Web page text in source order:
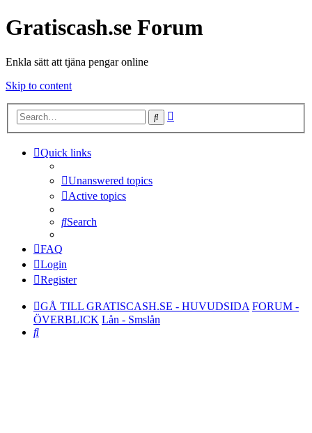
Gratiscash.se Forum
Enkla sätt att tjäna pengar online
Skip to content
Search
Quick links
Unanswered topics
Active topics
Search
FAQ
Login
Register
GÅ TILL GRATISCASH.SE - HUVUDSIDA FORUM -
ÖVERBLICK Lån - Smslån
Search